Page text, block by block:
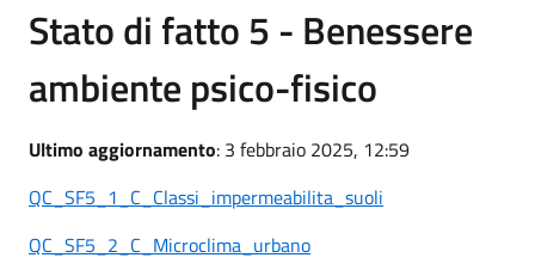
Stato di fatto 5 - Benessere
ambiente psico-fisico
Ultimo aggiornamento: 3 febbraio 2025, 12:59
QC_SF5_1_C_Classi_impermeabilita_suoli
QC_SF5_2_C_Microclima_urbano